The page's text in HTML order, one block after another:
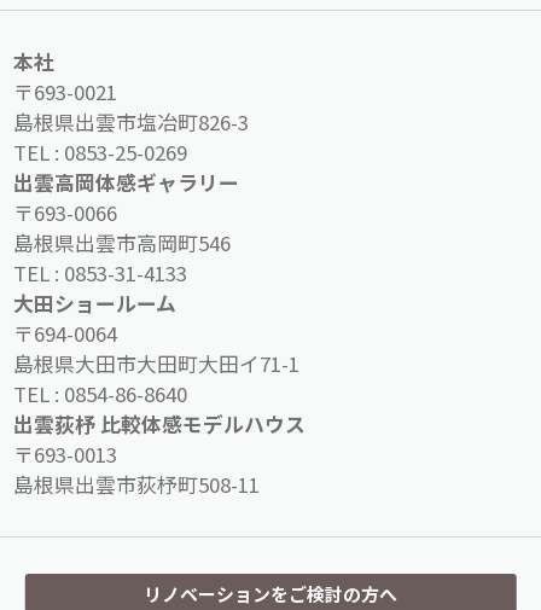
本社
〒693-0021
島根県出雲市塩冶町826-3
TEL : 0853-25-0269
出雲高岡体感ギャラリー
〒693-0066
島根県出雲市高岡町546
TEL : 0853-31-4133
大田ショールーム
〒694-0064
島根県大田市大田町大田イ71-1
TEL : 0854-86-8640
出雲荻杼 比較体感モデルハウス
〒693-0013
島根県出雲市荻杼町508-11
リノベーションをご検討の方へ